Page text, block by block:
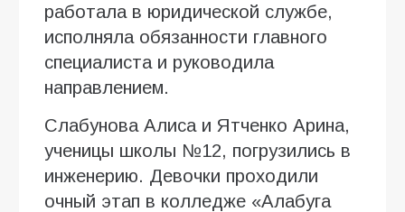
работала в юридической службе,
исполняла обязанности главного
специалиста и руководила
направлением.
Слабунова Алиса и Ятченко Арина,
ученицы школы №12, погрузились в
инженерию. Девочки проходили
очный этап в колледже «Алабуга